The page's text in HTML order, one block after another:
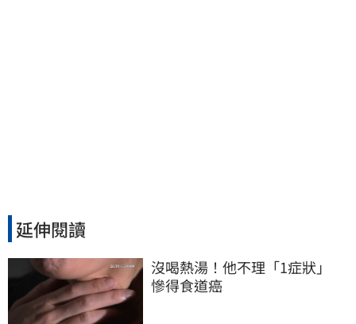
延伸閱讀
沒喝熱湯！他不理「1症狀」
慘得食道癌